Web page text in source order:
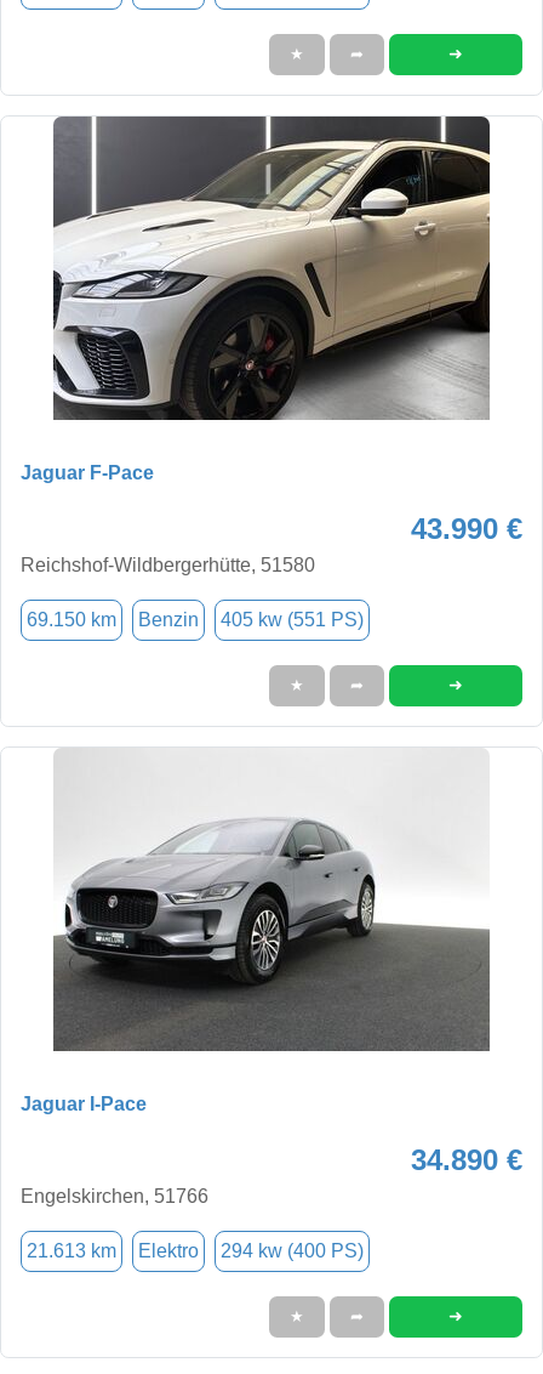
★ ➦ ➜
Jaguar F-Pace
43.990 €
Reichshof-Wildbergerhütte, 51580
69.150 km Benzin 405 kw (551 PS)
★ ➦ ➜
Jaguar I-Pace
34.890 €
Engelskirchen, 51766
21.613 km Elektro 294 kw (400 PS)
★ ➦ ➜